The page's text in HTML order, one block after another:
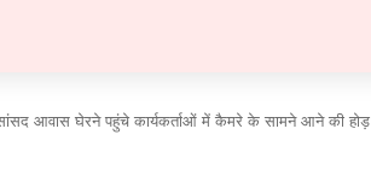
आवास घेरने पहुंचे कार्यकर्ताओं में कैमरे के सामने आने की होड़